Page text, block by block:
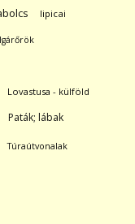
lipicai
Lovastusa - külföld
Paták; lábak
Túraútvonalak